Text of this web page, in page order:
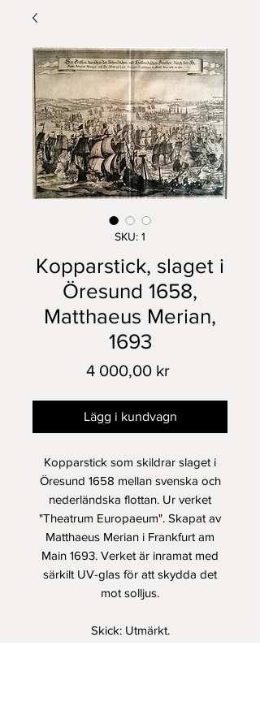
SKU: 1
Kopparstick, slaget i
Öresund 1658,
Matthaeus Merian,
1693
4 000,00 krPris
Lägg i kundvagn
Kopparstick som skildrar slaget i
Öresund 1658 mellan svenska och
nederländska flottan. Ur verket
"Theatrum Europaeum". Skapat av
Matthaeus Merian i Frankfurt am
Main 1693. Verket är inramat med
särkilt UV-glas för att skydda det
mot solljus.
Skick: Utmärkt.